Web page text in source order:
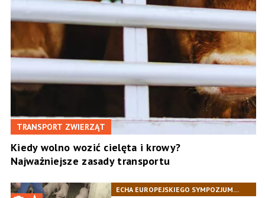
TRANSPORT ZWIERZĄT
Kiedy wolno wozić cielęta i krowy?
Najważniejsze zasady transportu
ECHA EUROPEJSKIEGO SYMPOZJUM